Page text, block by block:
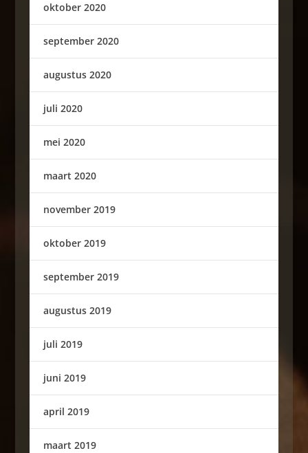
oktober 2020
september 2020
augustus 2020
juli 2020
mei 2020
maart 2020
november 2019
oktober 2019
september 2019
augustus 2019
juli 2019
juni 2019
april 2019
maart 2019